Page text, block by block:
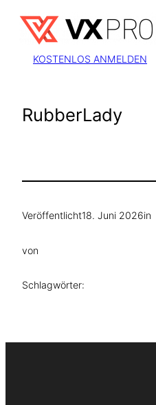
Inhalt
springen
KOSTENLOS ANMELDEN
RubberLady
Veröffentlicht18. Juni 2026in
von
Schlagwörter: